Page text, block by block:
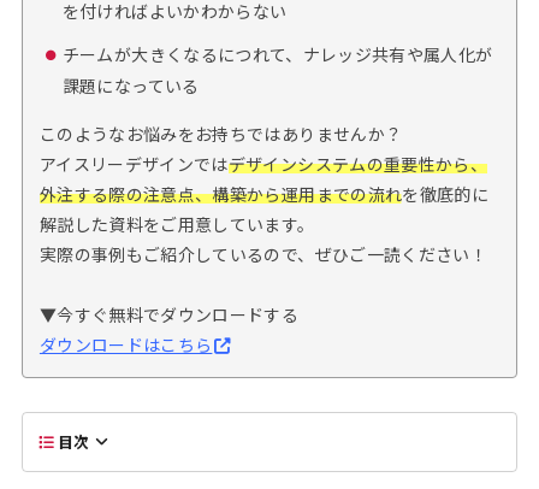
を付ければよいかわからない
チームが大きくなるにつれて、ナレッジ共有や属人化が
課題になっている
このようなお悩みをお持ちではありませんか？
アイスリーデザインではデザインシステムの重要性から、
外注する際の注意点、構築から運用までの流れを徹底的に
解説した資料をご用意しています。
実際の事例もご紹介しているので、ぜひご一読ください！
▼今すぐ無料でダウンロードする
ダウンロードはこちら
目次